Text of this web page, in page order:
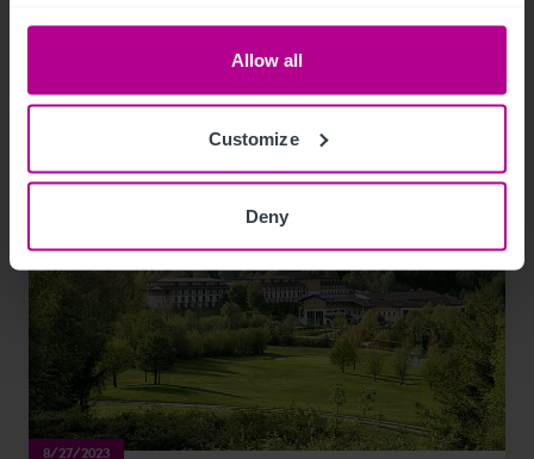
Allow all
Customize
Deny
8/27/2023